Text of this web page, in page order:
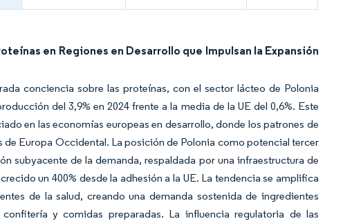
en Regiones en Desarrollo que Impulsan la Expansión
conciencia sobre las proteínas, con el sector lácteo de Polonia
del 3,9% en 2024 frente a la media de la UE del 0,6%. Este
en las economías europeas en desarrollo, donde los patrones de
Europa Occidental. La posición de Polonia como potencial tercer
subyacente de la demanda, respaldada por una infraestructura de
un 400% desde la adhesión a la UE. La tendencia se amplifica
de la salud, creando una demanda sostenida de ingredientes
y comidas preparadas. La influencia regulatoria de las